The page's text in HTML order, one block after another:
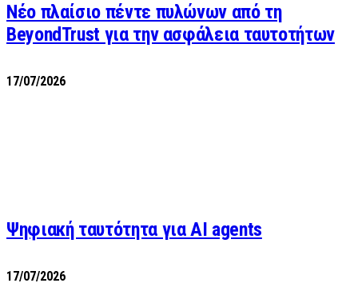
Νέο πλαίσιο πέντε πυλώνων από τη
BeyondTrust για την ασφάλεια ταυτοτήτων
17/07/2026
Ψηφιακή ταυτότητα για AI agents
17/07/2026